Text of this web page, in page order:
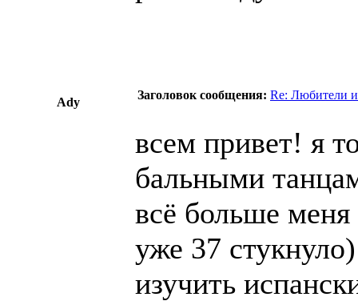
Ady
Заголовок сообщения: Re: Любители
всем привет! я
бальными
всё больше меня
уже 37
изучить